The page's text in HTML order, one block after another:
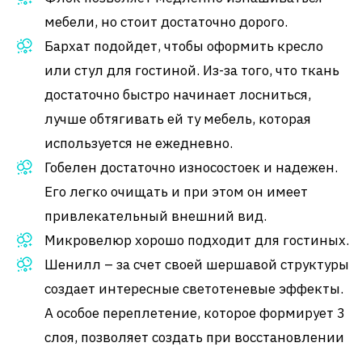
мебели, но стоит достаточно дорого.
Бархат подойдет, чтобы оформить кресло
или стул для гостиной. Из-за того, что ткань
достаточно быстро начинает лосниться,
лучше обтягивать ей ту мебель, которая
используется не ежедневно.
Гобелен достаточно износостоек и надежен.
Его легко очищать и при этом он имеет
привлекательный внешний вид.
Микровелюр хорошо подходит для гостиных.
Шенилл – за счет своей шершавой структуры
создает интересные светотеневые эффекты.
А особое переплетение, которое формирует 3
слоя, позволяет создать при восстановлении